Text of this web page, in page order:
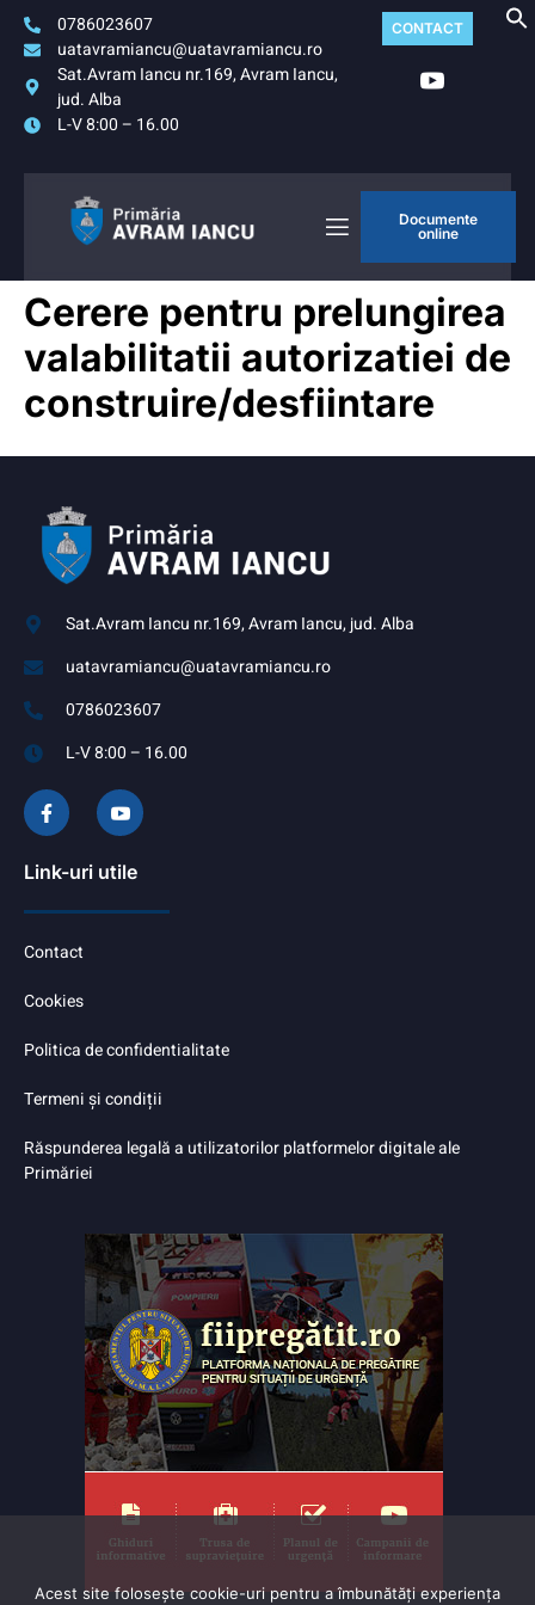
0786023607
uatavramiancu@uatavramiancu.ro
Sat.Avram Iancu nr.169, Avram Iancu,
jud. Alba
L-V 8:00 – 16.00
CONTACT
Documente
online
Cerere pentru prelungirea
valabilitatii autorizatiei de
construire/desfiintare
Sat.Avram Iancu nr.169, Avram Iancu, jud. Alba
uatavramiancu@uatavramiancu.ro
0786023607
L-V 8:00 – 16.00
Link-uri utile
Contact
Cookies
Politica de confidentialitate
Termeni și condiții
Răspunderea legală a utilizatorilor platformelor digitale ale
Primăriei
Acest site folosește cookie-uri pentru a îmbunătăți experiența